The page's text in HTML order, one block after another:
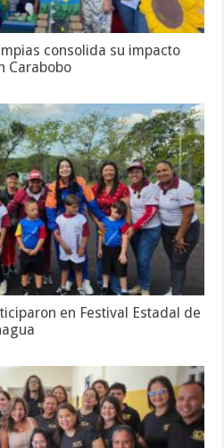
consolida su impacto
Carabobo
en Festival Estadal de